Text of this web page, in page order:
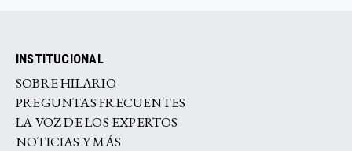
INSTITUCIONAL
SOBRE HILARIO
PREGUNTAS FRECUENTES
LA VOZ DE LOS EXPERTOS
NOTICIAS Y MÁS